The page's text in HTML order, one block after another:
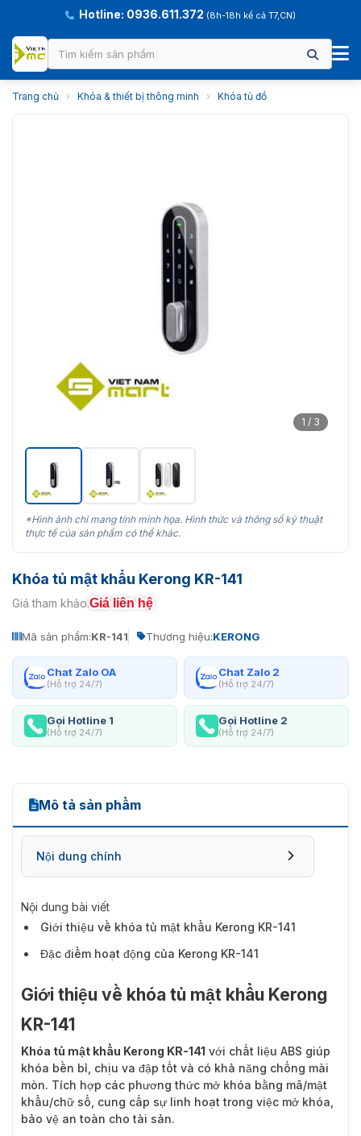
Hotline: 0936.611.372 (8h-18h kể cả T7,CN)
Trang chủ › Khóa & thiết bị thông minh › Khóa tủ đồ
1 / 3
*Hình ảnh chỉ mang tính minh họa. Hình thức và thông số kỹ thuật
thực tế của sản phẩm có thể khác.
Khóa tủ mật khẩu Kerong KR-141
Giá tham khảo:Giá liên hệ
Mã sản phẩm:KR-141 Thương hiệu:KERONG
Chat Zalo OA
(Hỗ trợ 24/7)
Chat Zalo 2
(Hỗ trợ 24/7)
Gọi Hotline 1
(Hỗ trợ 24/7)
Gọi Hotline 2
(Hỗ trợ 24/7)
Mô tả sản phẩm
Nội dung chính
Nội dung bài viết
Giới thiệu về khóa tủ mật khẩu Kerong KR-141
Đặc điểm hoạt động của Kerong KR-141
Giới thiệu về khóa tủ mật khẩu Kerong
KR-141
Khóa tủ mật khẩu Kerong KR-141 với chất liệu ABS giúp
khóa bền bỉ, chịu va đập tốt và có khả năng chống mài
mòn. Tích hợp các phương thức mở khóa bằng mã/mật
khẩu/chữ số, cung cấp sự linh hoạt trong việc mở khóa,
bảo vệ an toàn cho tài sản.